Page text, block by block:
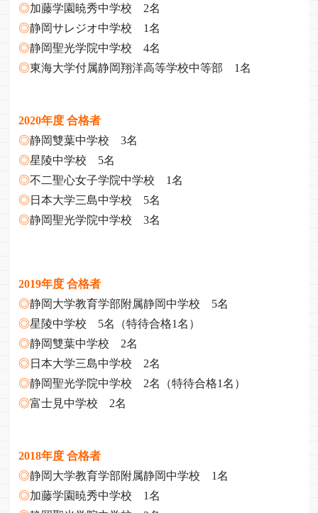
◎加藤学園暁秀中学校 2名
◎静岡サレジオ中学校 1名
◎静岡聖光学院中学校 4名
◎東海大学付属静岡翔洋高等学校中等部 1名
2020年度合格者
◎静岡雙葉中学校 3名
◎星陵中学校 5名
◎不二聖心女子学院中学校 1名
◎日本大学三島中学校 5名
◎静岡聖光学院中学校 3名
2019年度 合格者
◎静岡大学教育学部附属静岡中学校 5名
◎星陵中学校 5名（特待合格1名）
◎静岡雙葉中学校 2名
◎日本大学三島中学校 2名
◎静岡聖光学院中学校 2名（特待合格1名）
◎富士見中学校 2名
2018年度 合格者
◎静岡大学教育学部附属静岡中学校 1名
◎加藤学園暁秀中学校 1名